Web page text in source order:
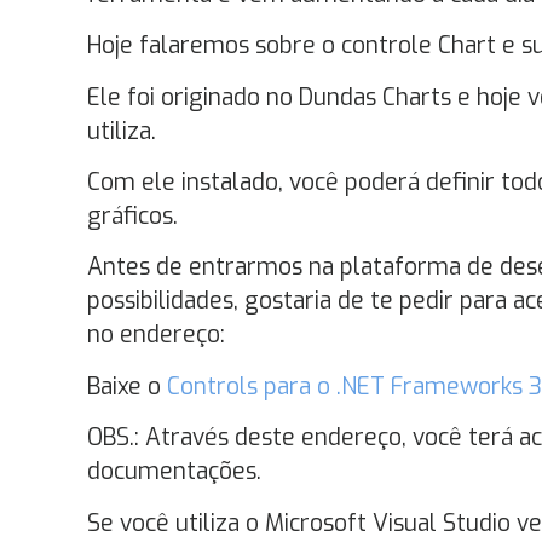
Hoje falaremos sobre o controle Chart e
Ele foi originado no Dundas Charts e hoje
utiliza.
Com ele instalado, você poderá definir
gráficos.
Antes de entrarmos na plataforma de
possibilidades, gostaria de te pedir para
no endereço:
Baixe o Controls para o .NET
OBS.: Através deste endereço, você terá
documentações.
Se você utiliza o Microsoft Visual Studio